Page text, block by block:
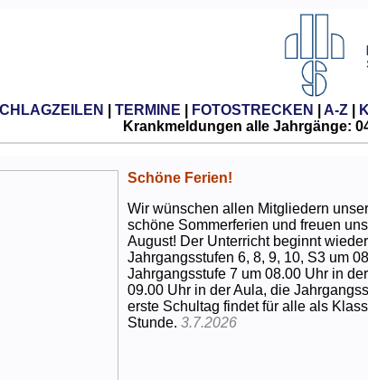
TERMINE FOTOSTRECKEN A-Z|
Krankmeldungen alle Jahrgänge:
Schöne Ferien!
Wir wünschen allen Mitgliedern
schöne Sommerferien und freuen
August! Der Unterricht beginnt
Jahrgangsstufen 6, 8, 9, 10, S3 um
Jahrgangsstufe 7 um 08.00 Uhr in
09.00 Uhr in der Aula, die
erste Schultag findet für alle als
Stunde.3.7.2026